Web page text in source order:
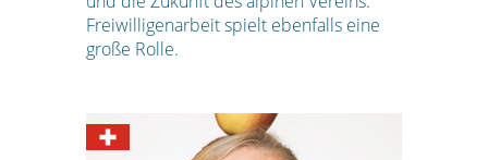
Freiwilligenarbeit spielt ebenfalls eine
große Rolle.